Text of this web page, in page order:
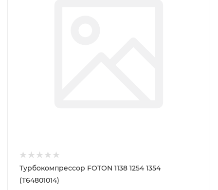
Турбокомпрессор FOTON 1138 1254 1354
(T64801014)